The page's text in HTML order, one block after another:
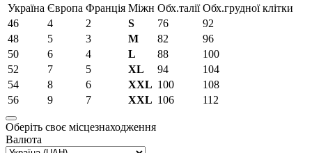
Україна Європа Франція Міжн Обх.талії Обх.грудної клітки
46
4 2 S 76
92
48
5 3 M 82
96
50
6 4 L 88
100
52
7 5 XL 94
104
54
8 6 XXL 100
108
56
9 7 XXL 106 112
Оберіть своє місцезнаходження
Валюта